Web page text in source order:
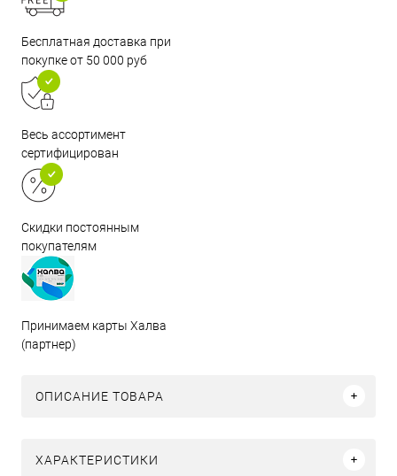
Бесплатная доставка при
покупке от 50 000 руб
Весь ассортимент
сертифицирован
Скидки постоянным
покупателям
Принимаем карты Халва
(партнер)
ОПИСАНИЕ ТОВАРА
ХАРАКТЕРИСТИКИ